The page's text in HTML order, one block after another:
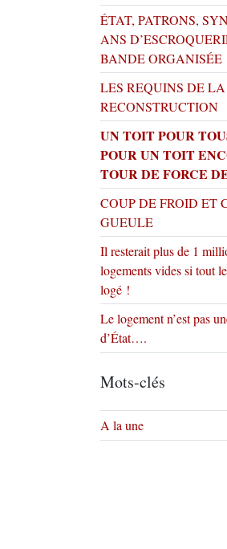
ÉTAT, PATRONS,
ANS
BANDE ORGANISÉE
LES REQUINS DE LA
RECONSTRUCTION
UN TOIT POUR
POUR UN TOIT
TOUR DE FORCE
COUP DE FROID ET
GUEULE
Il resterait plus de 1
logements vides si tout
logé !
Le logement n’est pas
d’État….
Mots-clés
A la une